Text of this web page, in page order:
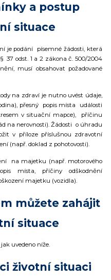
a postup
situace
je podání písemné žádosti, která
37 odst. 1 a 2 zákona č. 500/2004
musí obsahovat požadované
na zdraví je nutno uvést údaje,
přesný popis místa události
v situační mapce), příčinu
na nerovnosti). Žádosti o úhradu
v příloze příslušnou zdravotní
(např. doklad z pohotovosti).
na majetku (např. motorového
místa, příčiny odškodnění
majetku (vozidla).
můžete zahájit
situace
uvedeno níže.
životní situaci